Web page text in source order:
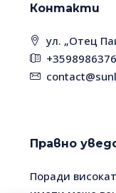
Контакти
ул. „Отец
Правно
Поради